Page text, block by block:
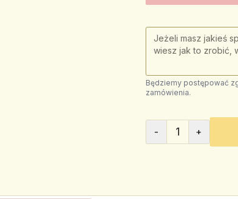
Będziemy postępować
zamówienia.
- 1 +